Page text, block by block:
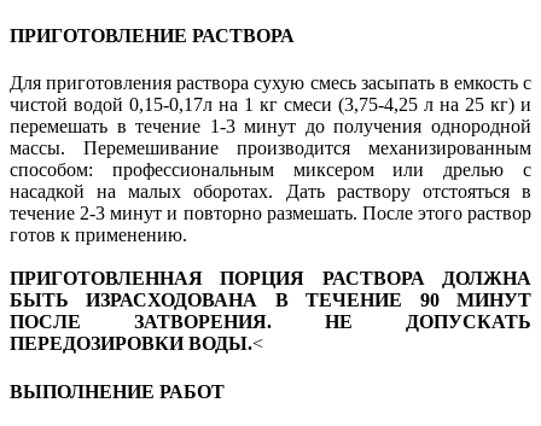
ПРИГОТОВЛЕНИЕ РАСТВОРА
Для приготовления раствора сухую смесь засыпать в емкость с
чистой водой 0,15-0,17л на 1 кг смеси (3,75-4,25 л на 25 кг) и
перемешать в течение 1-3 минут до получения однородной
массы. Перемешивание производится механизированным
способом: профессиональным миксером или дрелью с
насадкой на малых оборотах. Дать раствору отстояться в
течение 2-3 минут и повторно размешать. После этого раствор
готов к применению.
ПРИГОТОВЛЕННАЯ ПОРЦИЯ РАСТВОРА ДОЛЖНА
БЫТЬ ИЗРАСХОДОВАНА В ТЕЧЕНИЕ 90 МИНУТ
ПОСЛЕ ЗАТВОРЕНИЯ. НЕ ДОПУСКАТЬ
ПЕРЕДОЗИРОВКИ ВОДЫ.<
ВЫПОЛНЕНИЕ РАБОТ